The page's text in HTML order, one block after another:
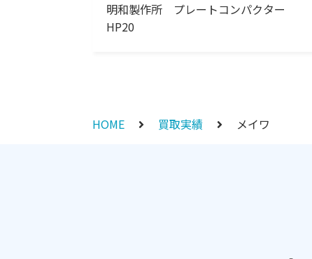
明和製作所 プレートコンパクター
HP20
HOME 買取実績 メイワ